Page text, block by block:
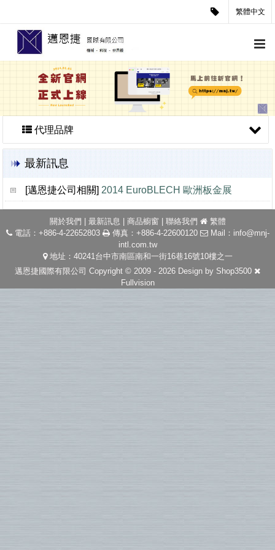
繁體中文
代理品牌
最新訊息
[邁恩捷公司相關] 2014 EuroBLECH 歐洲板金展
關於我們 | 最新訊息 | 商品櫥窗 | 聯絡我們
繁體
電話：+886-4-22652803
傳真：+886-4-22600120 Mail： info@mnj-
intl.com.tw
地址：40241台中市南區南和一街16巷16號10樓之一
邁恩捷國際有限公司 Copyright © 2009 - 2026 Design by Shop3500
Fullvision